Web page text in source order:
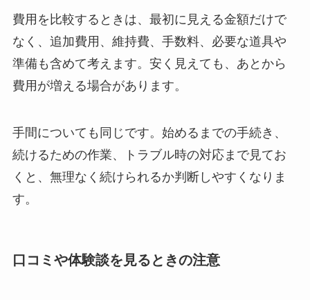
費用を比較するときは、最初に見える金額だけで
なく、追加費用、維持費、手数料、必要な道具や
準備も含めて考えます。安く見えても、あとから
費用が増える場合があります。
手間についても同じです。始めるまでの手続き、
続けるための作業、トラブル時の対応まで見てお
くと、無理なく続けられるか判断しやすくなりま
す。
口コミや体験談を見るときの注意